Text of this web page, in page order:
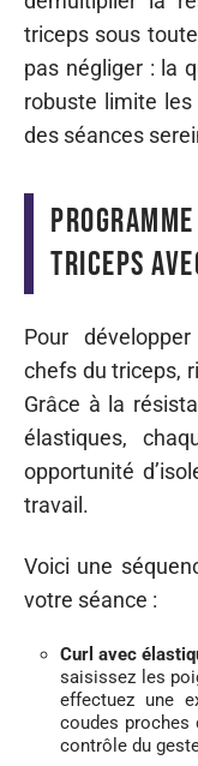
triceps sous
pas négliger : la
robuste limite
des séances
triceps
Pour
chefs du triceps,
Grâce à la
élastiques,
opportunité
travail.
Voici une
votre séance :
Curl avec
saisissez les
effectuez une
coudes proches
contrôle du